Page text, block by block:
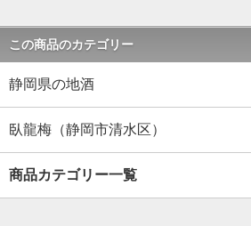
この商品のカテゴリー
静岡県の地酒
臥龍梅（静岡市清水区）
商品カテゴリー一覧